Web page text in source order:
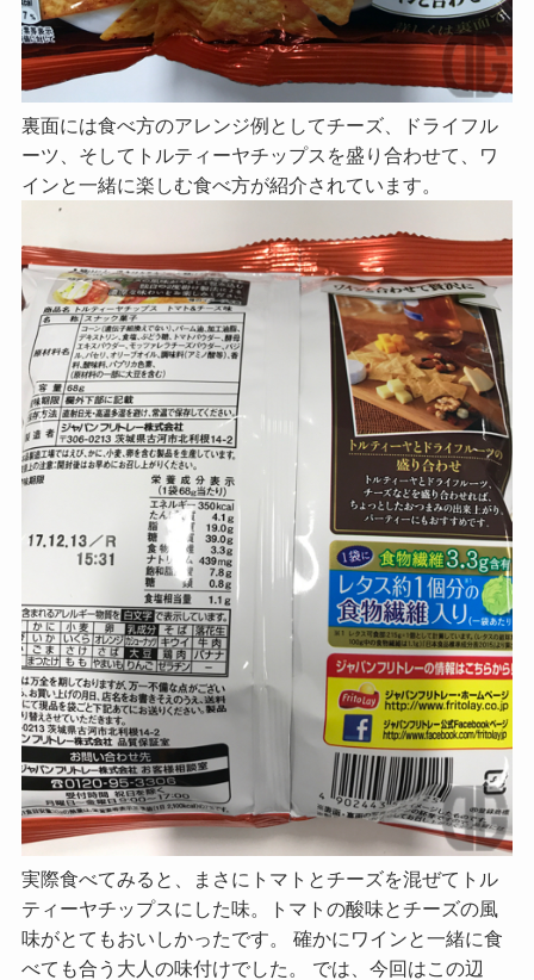
裏面には食べ方のアレンジ例としてチーズ、ドライフル
ーツ、そしてトルティーヤチップスを盛り合わせて、ワ
インと一緒に楽しむ食べ方が紹介されています。
実際食べてみると、まさにトマトとチーズを混ぜてトル
ティーヤチップスにした味。トマトの酸味とチーズの風
味がとてもおいしかったです。 確かにワインと一緒に食
べても合う大人の味付けでした。 では、今回はこの辺